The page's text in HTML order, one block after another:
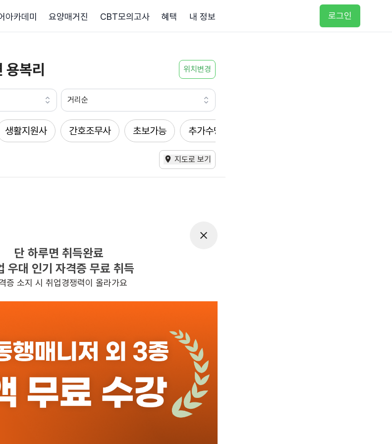
아카데미 요양매거진 CBT모의고사 혜택 내 정보 로그인
복리 위치변경
거리순
생활지원사 간호조무사 초보가능 추가수당
지도로 보기
찾으시는 조건의 일자리가 없습니다
더욱더 노력하는 케어파트너가 되겠습니다.
단 하루면 취득완료
우대 인기 자격증 무료 취득
증 소지 시 취업경쟁력이 올라가요